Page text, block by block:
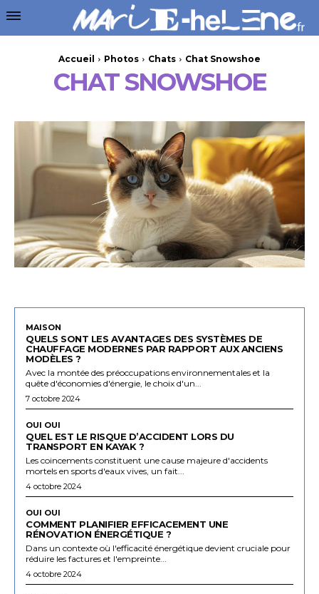
Accueil Photos Chats Chat Snowshoe
CHAT SNOWSHOE
MAISON
QUELS SONT LES AVANTAGES DES SYSTÈMES DE
CHAUFFAGE MODERNES PAR RAPPORT AUX ANCIENS
MODÈLES ?
Avec la montée des préoccupations environnementales et la
quête d'économies d'énergie, le choix d'un...
7 octobre 2024
OUI OUI
QUEL EST LE RISQUE D’ACCIDENT LORS DU
TRANSPORT EN KAYAK ?
Les coincements constituent une cause majeure d'accidents
mortels en sports d'eaux vives, un fait...
4 octobre 2024
OUI OUI
COMMENT PLANIFIER EFFICACEMENT UNE
RÉNOVATION ÉNERGÉTIQUE ?
Dans un contexte où l'efficacité énergétique devient cruciale pour
réduire les factures et l'empreinte...
4 octobre 2024